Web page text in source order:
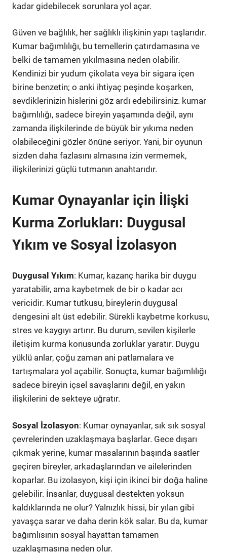
kadar gidebilecek sorunlara yol açar.
Güven ve bağlılık, her sağlıklı ilişkinin yapı taşlarıdır.
Kumar bağımlılığı, bu temellerin çatırdamasına ve
belki de tamamen yıkılmasına neden olabilir.
Kendinizi bir yudum çikolata veya bir sigara içen
birine benzetin; o anki ihtiyaç peşinde koşarken,
sevdiklerinizin hislerini göz ardı edebilirsiniz. kumar
bağımlılığı, sadece bireyin yaşamında değil, aynı
zamanda ilişkilerinde de büyük bir yıkıma neden
olabileceğini gözler önüne seriyor. Yani, bir oyunun
sizden daha fazlasını almasına izin vermemek,
ilişkilerinizi güçlü tutmanın anahtarıdır.
Kumar Oynayanlar için İlişki
Kurma Zorlukları: Duygusal
Yıkım ve Sosyal İzolasyon
Duygusal Yıkım: Kumar, kazanç harika bir duygu
yaratabilir, ama kaybetmek de bir o kadar acı
vericidir. Kumar tutkusu, bireylerin duygusal
dengesini alt üst edebilir. Sürekli kaybetme korkusu,
stres ve kaygıyı artırır. Bu durum, sevilen kişilerle
iletişim kurma konusunda zorluklar yaratır. Duygu
yüklü anlar, çoğu zaman ani patlamalara ve
tartışmalara yol açabilir. Sonuçta, kumar bağımlılığı
sadece bireyin içsel savaşlarını değil, en yakın
ilişkilerini de sekteye uğratır.
Sosyal İzolasyon: Kumar oynayanlar, sık sık sosyal
çevrelerinden uzaklaşmaya başlarlar. Gece dışarı
çıkmak yerine, kumar masalarının başında saatler
geçiren bireyler, arkadaşlarından ve ailelerinden
koparlar. Bu izolasyon, kişi için ikinci bir doğa haline
gelebilir. İnsanlar, duygusal destekten yoksun
kaldıklarında ne olur? Yalnızlık hissi, bir yılan gibi
yavaşça sarar ve daha derin kök salar. Bu da, kumar
bağımlısının sosyal hayattan tamamen
uzaklaşmasına neden olur.